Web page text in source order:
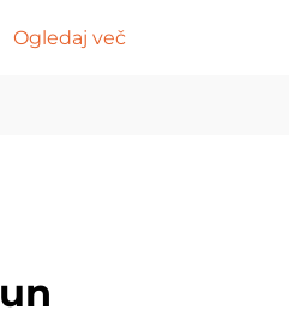
igrače srečajo z božičem?
Ogledaj več